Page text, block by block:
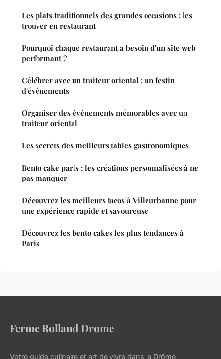
Les plats traditionnels des grandes occasions : les
trouver en restaurant
Pourquoi chaque restaurant a besoin d'un site web
performant ?
Célébrer avec un traiteur oriental : un festin
d'événements
Organiser des événements mémorables avec un
traiteur oriental
Les secrets des meilleurs tables gastronomiques
Bento cake paris : les créations personnalisées à ne
pas manquer
Découvrez les meilleurs tacos à Villeurbanne pour
une expérience rapide et savoureuse
Découvrez les bento cakes les plus tendances à
Paris
Ferme Rolland Drome
Votre guide culinaire et art de vivre dans la Drôme